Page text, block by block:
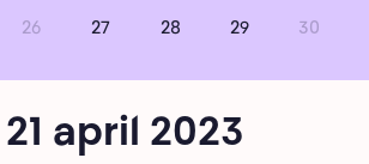
26 27 28 29 30
april 2023